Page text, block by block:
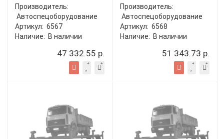
Производитель:
Автоспецоборудование
Артикул: 6567
Наличие: В наличии
47 332.55 р.
Производитель:
Автоспецоборудование
Артикул: 6568
Наличие: В наличии
51 343.73 р.